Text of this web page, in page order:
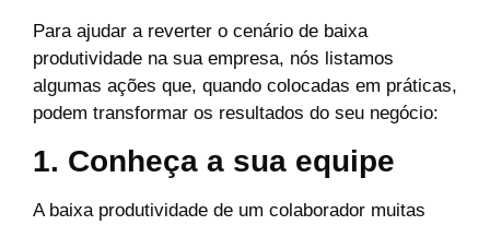
Para ajudar a reverter o cenário de baixa
produtividade na sua empresa, nós listamos
algumas ações que, quando colocadas em práticas,
podem transformar os resultados do seu negócio:
1. Conheça a sua equipe
A baixa produtividade de um colaborador muitas